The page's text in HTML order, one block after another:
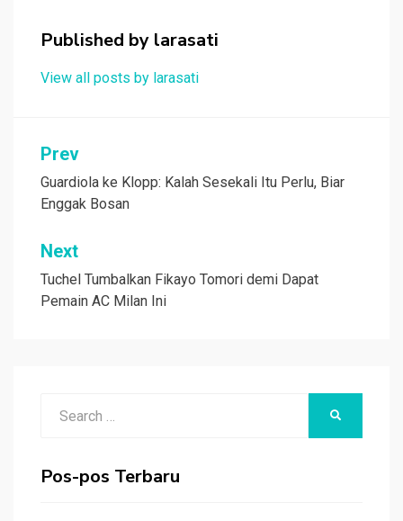
o
k
p
p
Published by larasati
View all posts by larasati
Navigasi
pos
Prev
Guardiola ke Klopp: Kalah Sesekali Itu Perlu, Biar
Enggak Bosan
Next
Tuchel Tumbalkan Fikayo Tomori demi Dapat
Pemain AC Milan Ini
Pos-pos Terbaru